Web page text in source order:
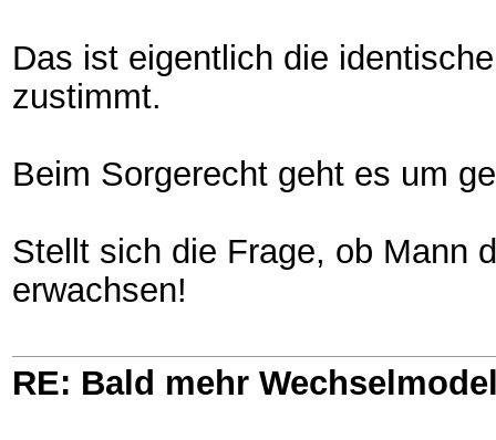
Das ist eigentlich die
zustimmt.
Beim Sorgerecht geht es um
Stellt sich die Frage, ob Mann
erwachsen!
RE: Bald mehr